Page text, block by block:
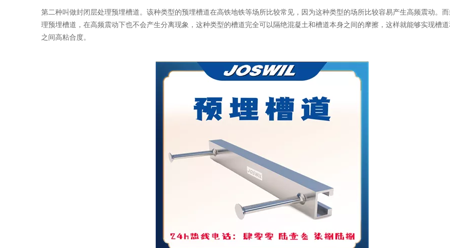
第二种叫做封闭层处理预埋槽道。该种类型的预埋槽道在高铁地铁等场所比较常见，因为这种类型的场所比较容易产生高频震动。
理预埋槽道，在高频震动下也不会产生分离现象，这种类型的槽道完全可以隔绝混凝土和槽道本身之间的摩擦，这样就能够实现槽
之间高粘合度。